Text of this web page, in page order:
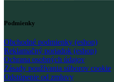
Podmienky
Obchodné podmienky (eshop)
Reklamačný poriadok (eshop)
Ochrana osobných údajov
Zásady používania súborov cookie
Odstúpenie od zmluvy